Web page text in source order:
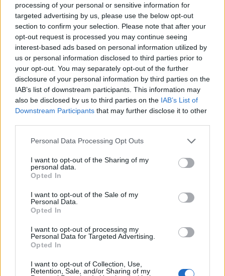
processing of your personal or sensitive information for
targeted advertising by us, please use the below opt-out
section to confirm your selection. Please note that after your
opt-out request is processed you may continue seeing
interest-based ads based on personal information utilized by
us or personal information disclosed to third parties prior to
your opt-out. You may separately opt-out of the further
disclosure of your personal information by third parties on the
IAB’s list of downstream participants. This information may
also be disclosed by us to third parties on the IAB’s List of
Downstream Participants that may further disclose it to other
Personal Data Processing Opt Outs
I want to opt-out of the Sharing of my
personal data.
Opted In
I want to opt-out of the Sale of my
Personal Data.
Opted In
I want to opt-out of processing my
Personal Data for Targeted Advertising.
Opted In
I want to opt-out of Collection, Use,
Retention, Sale, and/or Sharing of my
ülésszaka, melyet Gyurcsány Ferenc
miniszterelnök évértékelő beszéde indít 13 órától.
Ezt az Országgyűlés 2007. évi tavaszi
ülésszakának munkarendjéről szóló tájékoztatás
követi, azaz megtudhatjuk, hogy milyen témákról
folyik majd a T. Ház munkája. Sajtójelentés szerint
Gyurcsány beszédét követően már reálisan
várható a jegybankelnök-jelölt kilétének
bejelentése, ami piaci szempontból kiemelt
esemény lesz.
Orbán Viktor, a Fidesz elnöke jövő pénteken tartja
évértékelő beszédét, mely egyrészt lehetőséget ad a
Gyurcsány által elmondottakra való reagálásra, illetve az
esetleges ellenzéki kezdeményezések (lépések)
meghirdetésére is. A Fidesz sajtóosztálya egyelőre nem
tudta megmondani, hogy a pártelnök most hétfőn is
KEDVES OLVASÓNK!
A keresett cikk a portfolio.hu hírarchívumához